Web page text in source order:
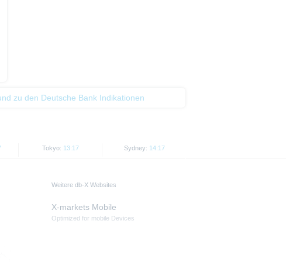
zu den Deutsche Bank Indikationen
Tokyo: 13:17 Sydney: 14:17
Weitere db-X Websites
X-markets Mobile
Optimized for mobile Devices